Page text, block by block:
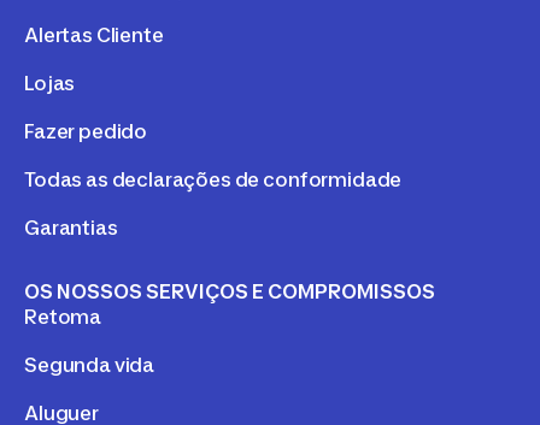
Alertas Cliente
Lojas
Fazer pedido
Todas as declarações de conformidade
Garantias
OS NOSSOS SERVIÇOS E COMPROMISSOS
Retoma
Segunda vida
Aluguer